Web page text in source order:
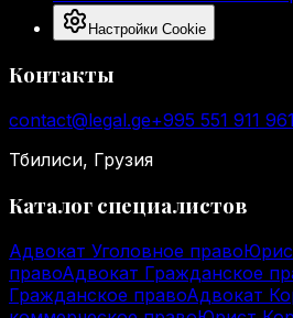
Настройки Cookie
Контакты
contact@legal.ge+995 551 911 961
Тбилиси, Грузия
Каталог специалистов
Адвокат Уголовное право
правоАдвокат Гражданское
Гражданское правоАдвокат